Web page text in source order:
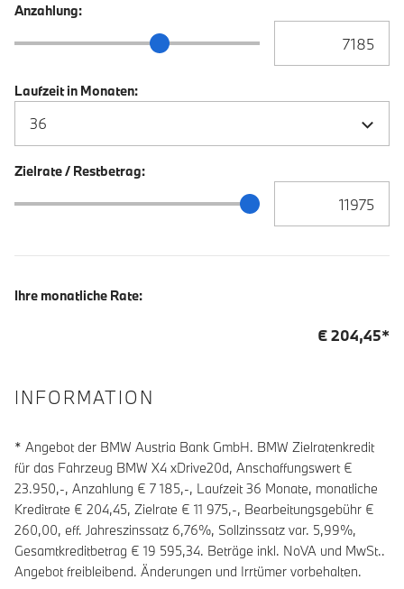
Anzahlung:
Anzahlung Schieberegler
Laufzeit in Monaten:
Zielrate / Restbetrag:
Zielrate / Restbetrag Schieberegler
Ihre monatliche Rate:
€204,45*
INFORMATION
* Angebot der BMW Austria Bank GmbH. BMW Zielratenkredit
für das Fahrzeug BMW X4 xDrive20d, Anschaffungswert €
23.950,-, Anzahlung € 7 185,-, Laufzeit36 Monate, monatliche
Kreditrate € 204,45, Zielrate € 11 975,-, Bearbeitungsgebühr €
260,00, eff. Jahreszinssatz 6,76%, Sollzinssatz var. 5,99%,
Gesamtkreditbetrag € 19 595,34. Beträge inkl. NoVA und MwSt..
Angebot freibleibend. Änderungen und Irrtümer vorbehalten.